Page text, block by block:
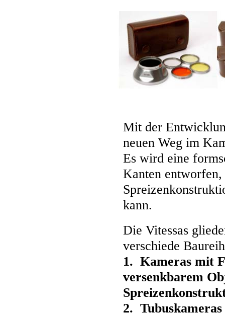
Mit der
neuen Weg im
Es wird eine
Kanten
kann.
Die Vitessas
verschiede
1. Kameras mit
versenkbarem
2.